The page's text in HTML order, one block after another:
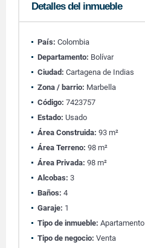
Detalles del inmueble
País: Colombia
Departamento: Bolívar
Ciudad: Cartagena de Indias
Zona / barrio: Marbella
Código: 7423757
Estado: Usado
Área Construida: 93 m²
Área Terreno: 98 m²
Área Privada: 98 m²
Alcobas: 3
Baños: 4
Garaje: 1
Tipo de inmueble: Apartamento
Tipo de negocio: Venta